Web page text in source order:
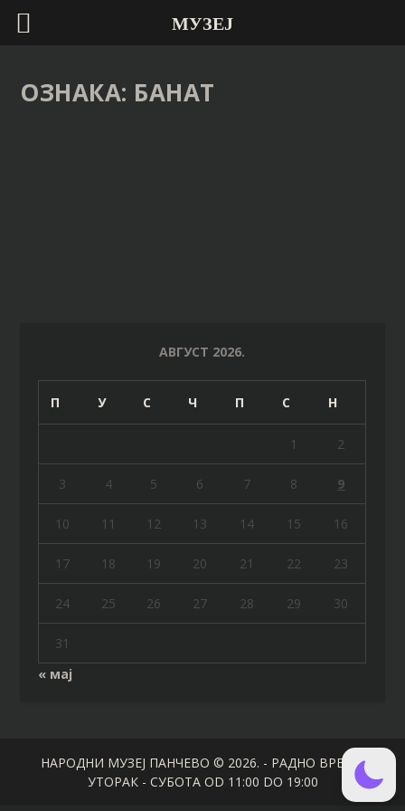
ОЗНАКА: БАНАТ
АВГУСТ 2026.
П У С Ч П С Н
1 2
3 4 5 6 7 8 9
10 11 12 13 14 15 16
17 18 19 20 21 22 23
24 25 26 27 28 29 30
31
« мај
НАРОДНИ МУЗЕЈ ПАНЧЕВО © 2026. - РАДНО ВРЕМЕ:
УТОРАК - СУБОТА OD 11:00 DO 19:00
МУЗЕЈ